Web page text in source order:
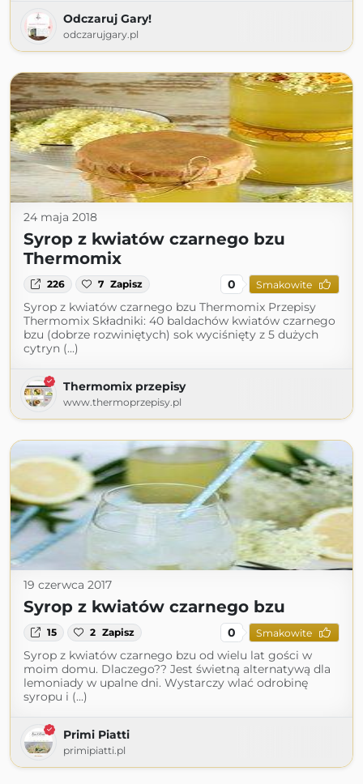
Odczaruj Gary!
odczarujgary.pl
24 maja 2018
Syrop z kwiatów czarnego bzu
Thermomix
226 7 Zapisz 0 Smakowite
Syrop z kwiatów czarnego bzu Thermomix Przepisy
Thermomix Składniki: 40 baldachów kwiatów czarnego
bzu (dobrze rozwiniętych) sok wyciśnięty z 5 dużych
cytryn (...)
Thermomix przepisy
www.thermoprzepisy.pl
19 czerwca 2017
Syrop z kwiatów czarnego bzu
15 2 Zapisz 0 Smakowite
Syrop z kwiatów czarnego bzu od wielu lat gości w
moim domu. Dlaczego?? Jest świetną alternatywą dla
lemoniady w upalne dni. Wystarczy wlać odrobinę
syropu i (...)
Primi Piatti
primipiatti.pl